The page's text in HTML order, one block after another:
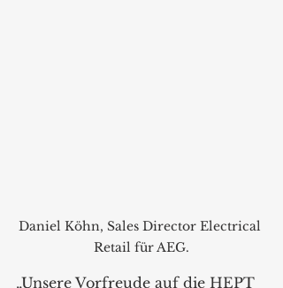
Daniel Köhn, Sales Director Electrical
Retail für AEG.
„Unsere Vorfreude auf die HEPT